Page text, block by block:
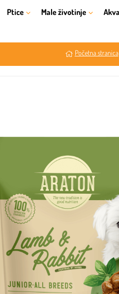
Ptice Male životinje
Početna stranica